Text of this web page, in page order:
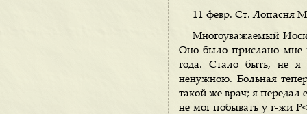
11 февр. Ст. Лопасня
Многоуважаемый
Оно было прислано мне
года. Стало быть, не я
ненужною. Больная
такой же врач; я
не мог побывать у г-жи